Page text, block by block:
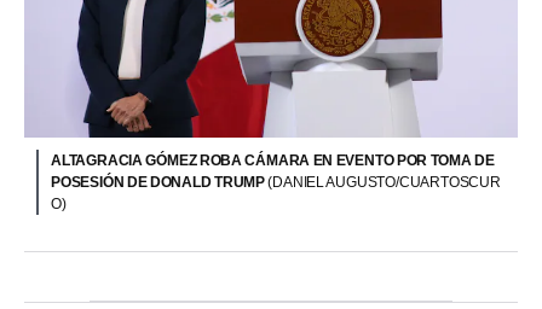
ALTAGRACIA GÓMEZ ROBA CÁMARA EN EVENTO POR TOMA DE
POSESIÓN DE DONALD TRUMP(DANIEL AUGUSTO/CUARTOSCUR
O)